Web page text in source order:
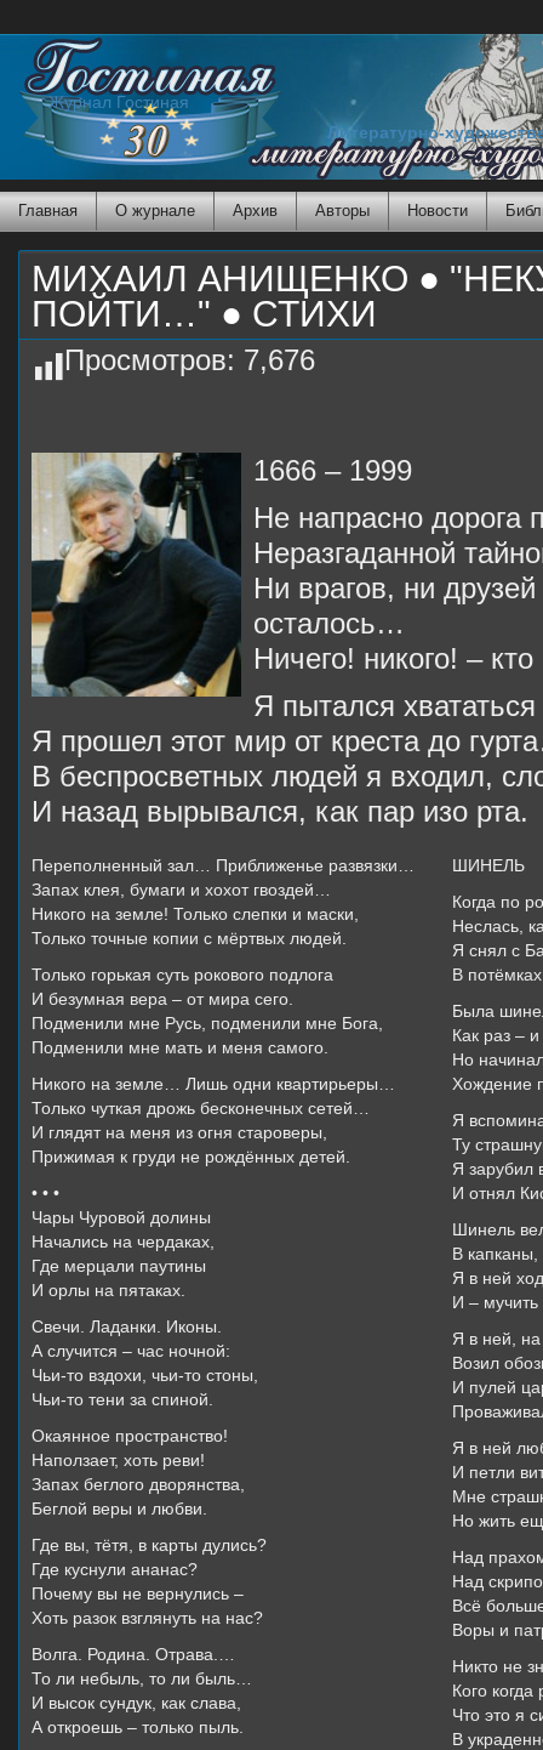
Журнал Гостиная
Литературно-
Главная О журнале Архив Авторы Новости
МИХАИЛ АНИЩЕНКО ●
ПОЙТИ…" ● СТИХИ
Просмотров: 7,676
1666 – 1999
Не напрасно дорога
Неразгаданной
Ни врагов, ни
осталось…
Ничего! никого! –
Я пытался хвататься
Я прошел этот мир от креста до
В беспросветных людей я входил,
И назад вырывался, как пар изо рта.
Переполненный зал… Приближенье развязки…
Запах клея, бумаги и хохот гвоздей…
Никого на земле! Только слепки и маски,
Только точные копии с мёртвых людей.
Только горькая суть рокового подлога
И безумная вера – от мира сего.
Подменили мне Русь, подменили мне Бога,
Подменили мне мать и меня самого.
Никого на земле… Лишь одни квартирьеры…
Только чуткая дрожь бесконечных сетей…
И глядят на меня из огня староверы,
Прижимая к груди не рождённых детей.
• • •
Чары Чуровой долины
Начались на чердаках,
Где мерцали паутины
И орлы на пятаках.
Свечи. Ладанки. Иконы.
А случится – час ночной:
Чьи-то вздохи, чьи-то стоны,
Чьи-то тени за спиной.
Окаянное пространство!
Наползает, хоть реви!
Запах беглого дворянства,
Беглой веры и любви.
Где вы, тётя, в карты дулись?
Где куснули ананас?
Почему вы не вернулись –
Хоть разок взглянуть на нас?
Волга. Родина. Отрава.…
То ли небыль, то ли быль…
И высок сундук, как слава,
А откроешь – только пыль.
ШИНЕЛЬ
Когда по
Неслась,
Я снял с
В
Была
Как раз –
Но
Хождение
Я
Ту
Я зарубил
И отнял
Шинель
В капканы,
Я в ней
И – мучить
Я в ней,
Возил
И пулей
Я в ней
И петли
Мне
Но жить
Над
Над
Всё
Воры и
Никто не
Кого когда
Что это я
В